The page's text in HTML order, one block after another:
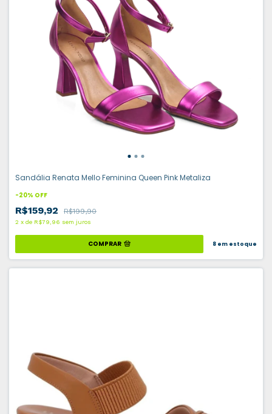
Sandália Renata Mello Feminina Queen Pink Metaliza
-20% OFF
R$159,92 R$199,90
2 x de R$79,96 sem juros
COMPRAR 8 em estoque